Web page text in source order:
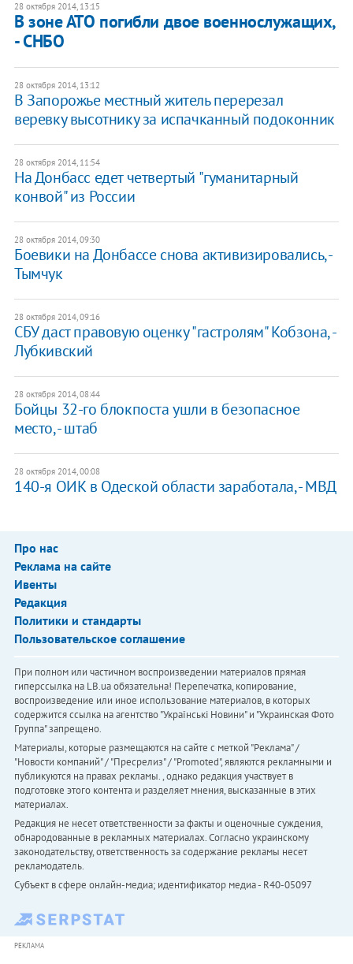
28 октября 2014, 13:15
В зоне АТО погибли двое военнослужащих,
- СНБО
28 октября 2014, 13:12
В Запорожье местный житель перерезал
веревку высотнику за испачканный подоконник
28 октября 2014, 11:54
На Донбасс едет четвертый "гуманитарный
конвой" из России
28 октября 2014, 09:30
Боевики на Донбассе снова активизировались, -
Тымчук
28 октября 2014, 09:16
СБУ даст правовую оценку "гастролям" Кобзона, -
Лубкивский
28 октября 2014, 08:44
Бойцы 32-го блокпоста ушли в безопасное
место, - штаб
28 октября 2014, 00:08
140-я ОИК в Одеской области заработала, - МВД
Про нас
Реклама на сайте
Ивенты
Редакция
Политики и стандарты
Пользовательское соглашение
При полном или частичном воспроизведении материалов прямая
гиперссылка на LB.ua обязательна! Перепечатка, копирование,
воспроизведение или иное использование материалов, в которых
содержится ссылка на агентство "Українськi Новини" и "Украинская Фото
Группа" запрещено.
Материалы, которые размещаются на сайте с меткой "Реклама" /
"Новости компаний" / "Пресрелиз" / "Promoted", являются рекламными и
публикуются на правах рекламы. , однако редакция участвует в
подготовке этого контента и разделяет мнения, высказанные в этих
материалах.
Редакция не несет ответственности за факты и оценочные суждения,
обнародованные в рекламных материалах. Согласно украинскому
законодательству, ответственность за содержание рекламы несет
рекламодатель.
Субъект в сфере онлайн-медиа; идентификатор медиа - R40-05097
РЕКЛАМА